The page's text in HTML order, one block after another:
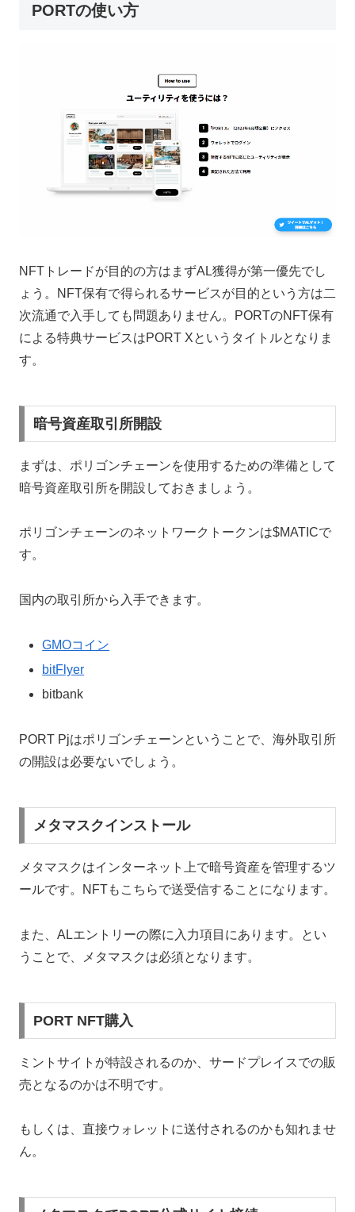
PORTの使い方
NFTトレードが目的の方はまずAL獲得が第一優先でし
ょう。NFT保有で得られるサービスが目的という方は二
次流通で入手しても問題ありません。PORTのNFT保有
による特典サービスはPORT Xというタイトルとなりま
す。
暗号資産取引所開設
まずは、ポリゴンチェーンを使用するための準備として
暗号資産取引所を開設しておきましょう。
ポリゴンチェーンのネットワークトークンは$MATICで
す。
国内の取引所から入手できます。
GMOコイン
bitFlyer
bitbank
PORT Pjはポリゴンチェーンということで、海外取引所
の開設は必要ないでしょう。
メタマスクインストール
メタマスクはインターネット上で暗号資産を管理するツ
ールです。NFTもこちらで送受信することになります。
また、ALエントリーの際に入力項目にあります。とい
うことで、メタマスクは必須となります。
PORT NFT購入
ミントサイトが特設されるのか、サードプレイスでの販
売となるのかは不明です。
もしくは、直接ウォレットに送付されるのかも知れませ
ん。